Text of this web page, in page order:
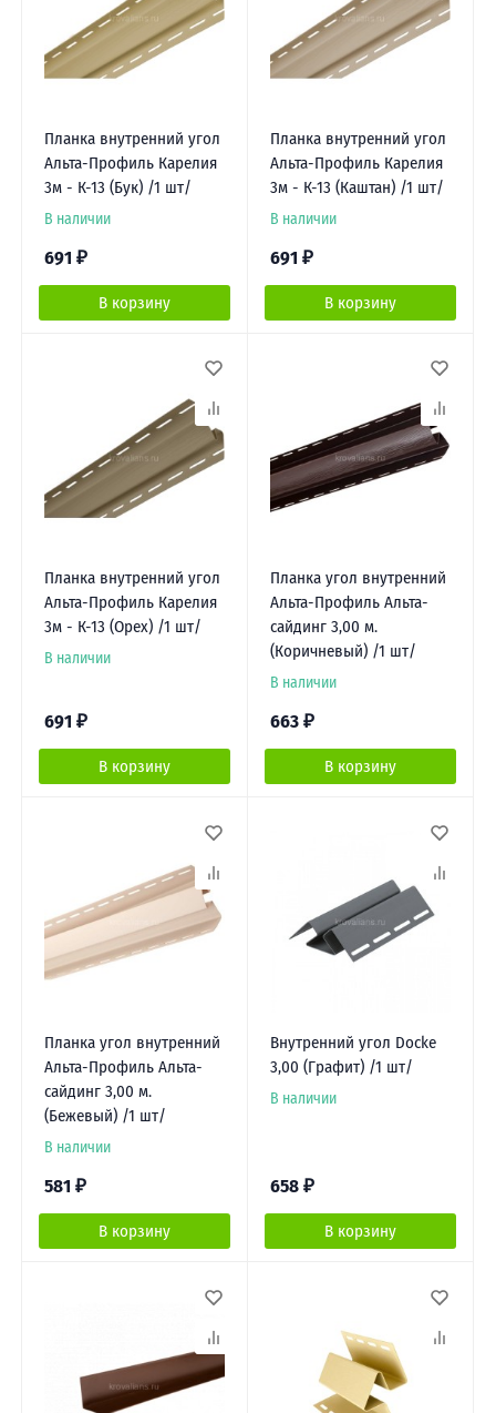
Планка внутренний угол
Альта-Профиль Карелия
3м - К-13 (Бук) /1 шт/
В наличии
691 ₽
В корзину
Планка внутренний угол
Альта-Профиль Карелия
3м - К-13 (Каштан) /1 шт/
В наличии
691 ₽
В корзину
Планка внутренний угол
Альта-Профиль Карелия
3м - К-13 (Орех) /1 шт/
В наличии
691 ₽
В корзину
Планка угол внутренний
Альта-Профиль Альта-
сайдинг 3,00 м.
(Коричневый) /1 шт/
В наличии
663 ₽
В корзину
Планка угол внутренний
Альта-Профиль Альта-
сайдинг 3,00 м.
(Бежевый) /1 шт/
В наличии
581 ₽
В корзину
Внутренний угол Docke
3,00 (Графит) /1 шт/
В наличии
658 ₽
В корзину